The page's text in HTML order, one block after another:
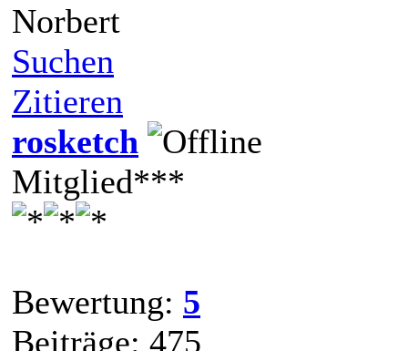
Norbert
Suchen
Zitieren
rosketch
Mitglied***
Bewertung: 5
Beiträge: 475